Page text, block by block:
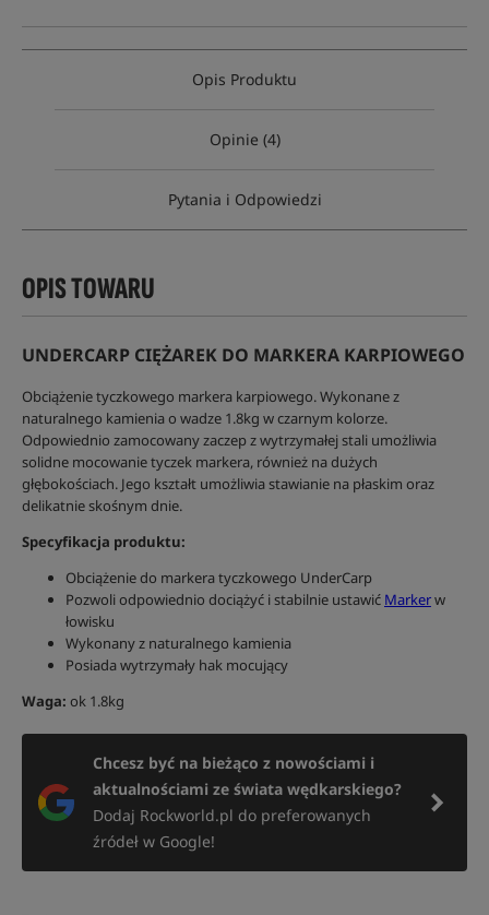
Opis Produktu
Opinie (4)
Pytania i Odpowiedzi
OPIS TOWARU
UNDERCARP CIĘŻAREK DO MARKERA KARPIOWEGO
Obciążenie tyczkowego markera karpiowego. Wykonane z
naturalnego kamienia o wadze 1.8kg w czarnym kolorze.
Odpowiednio zamocowany zaczep z wytrzymałej stali umożliwia
solidne mocowanie tyczek markera, również na dużych
głębokościach. Jego kształt umożliwia stawianie na płaskim oraz
delikatnie skośnym dnie.
Specyfikacja produktu:
Obciążenie do markera tyczkowego UnderCarp
Pozwoli odpowiednio dociążyć i stabilnie ustawić Markerw
łowisku
Wykonany z naturalnego kamienia
Posiada wytrzymały hak mocujący
Waga: ok 1.8kg
Chcesz być na bieżąco z nowościami i
aktualnościami ze świata wędkarskiego?
Dodaj Rockworld.pl do preferowanych
źródeł w Google!